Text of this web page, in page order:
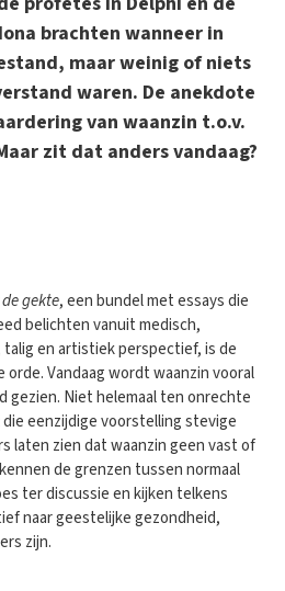
brachten wanneer in
maar weinig of niets
waren. De anekdote
van waanzin t.o.v.
zit dat anders vandaag?
gekte, een bundel met essays die
belichten vanuit medisch,
en artistiek perspectief, is de
Vandaag wordt waanzin vooral
gezien. Niet helemaal ten onrechte
eenzijdige voorstelling stevige
laten zien dat waanzin geen vast of
de grenzen tussen normaal
ter discussie en kijken telkens
naar geestelijke gezondheid,
zijn.